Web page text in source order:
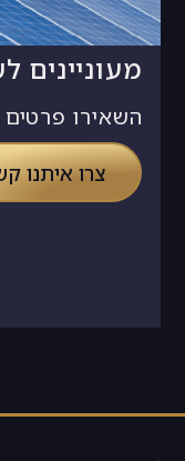
מעוניינים
השאירו פרטים
צרו איתנו